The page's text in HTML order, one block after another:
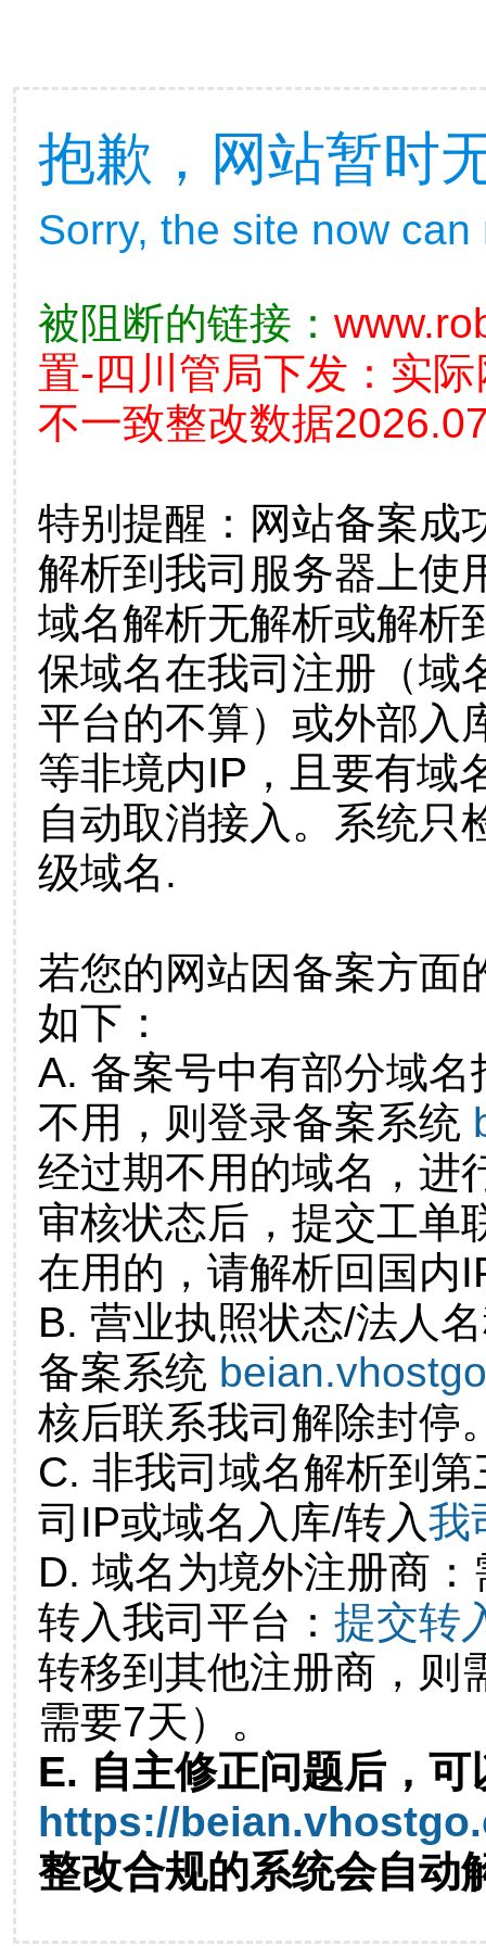
抱歉，网站暂时
Sorry, the site now
被阻断的链接：
置-四川管局下发：实
不一致整改数据
特别提醒：网站备案成
解析到我司服务器上使
域名解析无解析或解析
保域名在我司注册（域
平台的不算）或外部入
等非境内IP，且要有域
自动取消接入。系统只
级域名.
若您的网站因备案方面
如下：
A. 备案号中有部分域
不用，则登录备案系统
经过期不用的域名，进
审核状态后，提交工单
在用的，请解析回国内
B. 营业执照状态/法人
备案系统
核后联系我司解除封停
C. 非我司域名解析到
司IP或域名入库/转入我
D. 域名为境外注册商
转入我司平台： 提交转
转移到其他注册商，则
需要7天）。
E. 自主修正问题后，可
https://
整改合规的系统会自动